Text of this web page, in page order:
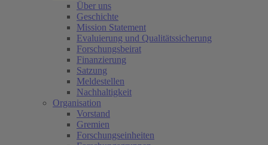
Über uns
Geschichte
Mission Statement
Evaluierung und Qualitätssicherung
Forschungsbeirat
Finanzierung
Satzung
Meldestellen
Nachhaltigkeit
Organisation
Vorstand
Gremien
Forschungseinheiten